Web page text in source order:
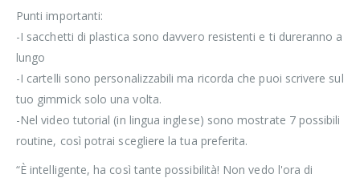
Punti importanti:
-I sacchetti di plastica sono davvero resistenti e ti dureranno a
lungo
-I cartelli sono personalizzabili ma ricorda che puoi scrivere sul
tuo gimmick solo una volta.
-Nel video tutorial (in lingua inglese) sono mostrate 7 possibili
routine, così potrai scegliere la tua preferita.
“È intelligente, ha così tante possibilità! Non vedo l'ora di